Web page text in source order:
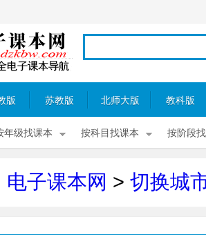
版 苏教版 北师大版 教科版
年级找课本 按科目找课本 按阶段
电子课本网 > 切换城